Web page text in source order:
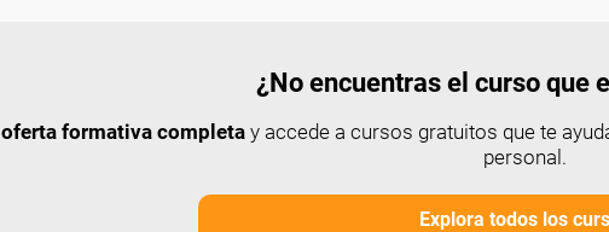
¿No encuentras el curso que
oferta formativa completay accede a cursos gratuitos que te
personal.
Explora todos los